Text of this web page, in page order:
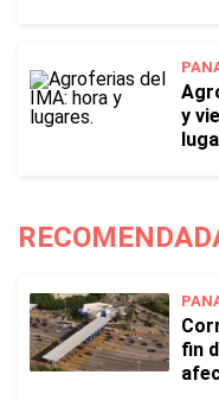
y
fin